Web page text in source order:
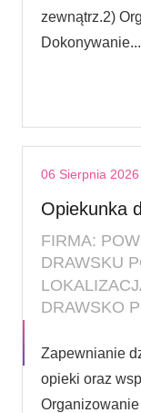
zewnątrz.2)
Dokonywanie...
06 Sierpnia 2026
Opiekunka
FIRMA:
DRAWSKU
DRAWSKO
Zapewnianie
opieki oraz